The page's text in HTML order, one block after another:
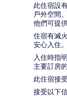
此住宿設
戶外空間
他們可提
住宿有滅
安心入住。
入住時指
主要訂房
此住宿接
接受以下